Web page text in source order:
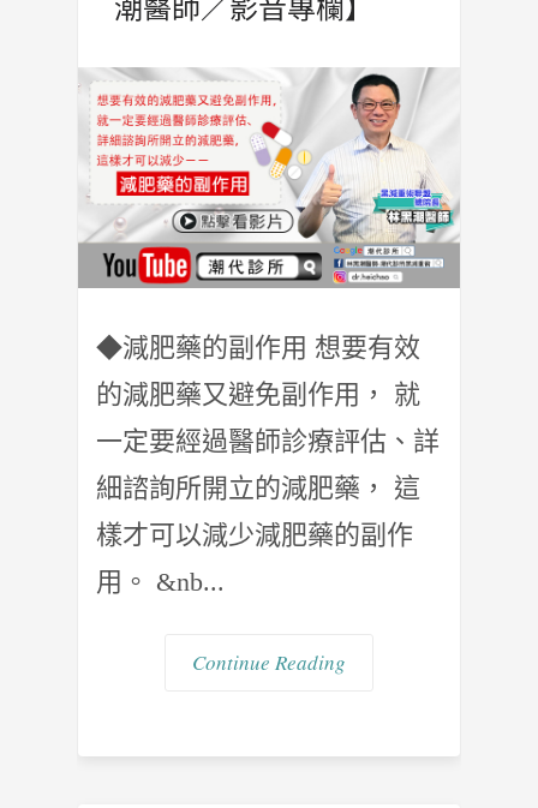
潮醫師／影音專欄】
◆減肥藥的副作用 想要有效
的減肥藥又避免副作用， 就
一定要經過醫師診療評估、詳
細諮詢所開立的減肥藥， 這
樣才可以減少減肥藥的副作
用。 &nb...
Continue Reading